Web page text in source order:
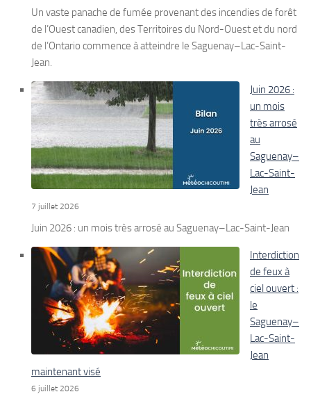
Un vaste panache de fumée provenant des incendies de forêt
de l’Ouest canadien, des Territoires du Nord-Ouest et du nord
de l’Ontario commence à atteindre le Saguenay–Lac-Saint-
Jean.
Juin 2026 :
un mois
très arrosé
au
Saguenay–
Lac-Saint-
Jean
7 juillet 2026
Juin 2026 : un mois très arrosé au Saguenay–Lac-Saint-Jean
Interdiction
de feux à
ciel ouvert :
le
Saguenay–
Lac-Saint-
Jean
maintenant visé
6 juillet 2026